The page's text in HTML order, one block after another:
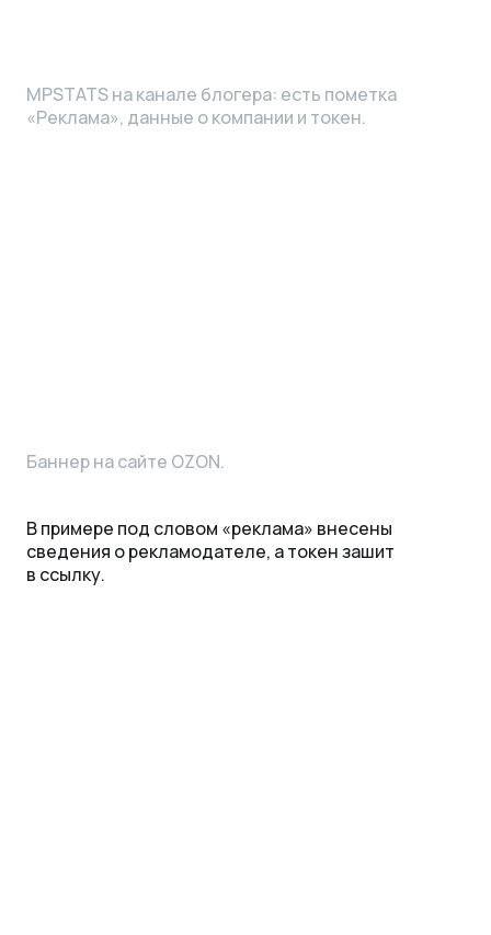
MPSTATS на канале блогера: есть пометка
«Реклама», данные о компании и токен.
Баннер на сайте OZON.
В примере под словом «реклама» внесены
сведения о рекламодателе, а токен зашит
в ссылку.